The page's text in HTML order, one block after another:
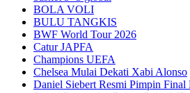
BOLA VOLI
BULU TANGKIS
BWF World Tour 2026
Catur JAPFA
Champions UEFA
Chelsea Mulai Dekati Xabi Alonso
Daniel Siebert Resmi Pimpin Final